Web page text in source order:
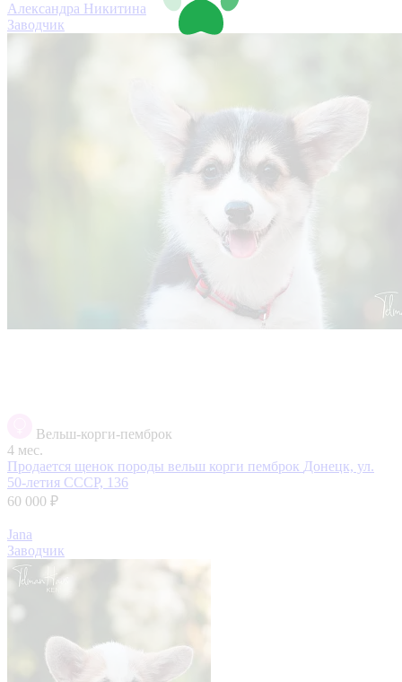
Александра Никитина
Заводчик
Вельш-корги-пемброк
4 мес.
Продается щенок породы вельш корги пемброк Донецк, ул.
50-летия СССР, 136
60 000 ₽
Jana
Заводчик